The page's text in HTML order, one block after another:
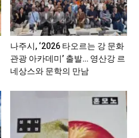
나주시, ‘2026 타오르는 강 문화
관광 아카데미’ 출발… 영산강 르
네상스와 문학의 만남